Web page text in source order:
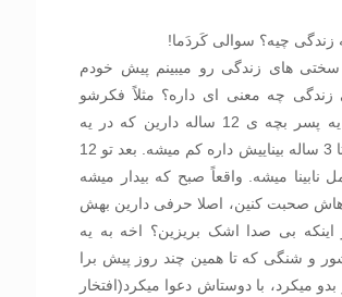
زندگی چیه؟ سوالی کَردَما!
سختی های زندگی رو میبینم پیش خودم
زندگی چه معنی ای داره؟ مثلاً فکرشو
کنید. شما یه پسر بچه ی 12 ساله دارین که در یه
دوره ی 2 تا 3 ساله بیناییش داره کم میشه. بعد تو 12
نابینا میشه. واقعاً صبح که بیدار میشه
صحبت کنین، اصلا حرفی دارین بهش
اینکه بی صدا اشک بریزین؟ اخه به یه
و شنگی که تا همین چند روز پیش برا
میکرد، با دوستاش دعوا میکرد(افتخار